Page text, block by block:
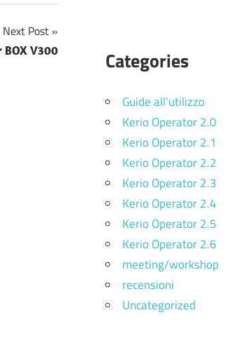
Next Post
BOX V300 Categories
Guide all'utilizzo
Kerio Operator 2.0
Kerio Operator 2.1
Kerio Operator 2.2
Kerio Operator 2.3
Kerio Operator 2.4
Kerio Operator 2.5
Kerio Operator 2.6
meeting/workshop
recensioni
Uncategorized